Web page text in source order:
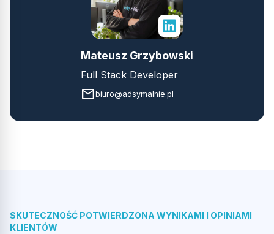
Mateusz Grzybowski
Full Stack Developer
emailbiuro@adsymalnie.pl
SKUTECZNOŚĆ POTWIERDZONA WYNIKAMI I OPINIAMI
KLIENTÓW